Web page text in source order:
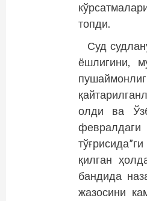
топди.
Суд
ёшлигини,
олди ва
қилган
бандида
жазосини